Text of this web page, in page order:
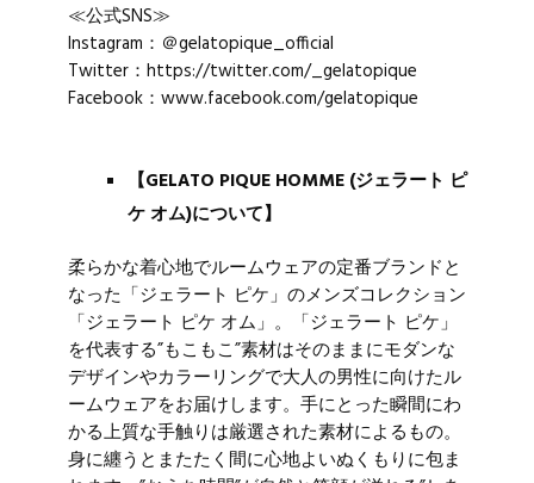
≪公式SNS≫
Instagram：＠gelatopique_official
Twitter： https://twitter.com/_gelatopique
Facebook：www.facebook.com/gelatopique
【GELATO PIQUE HOMME (ジェラート ピ
ケ オム)について】
柔らかな着心地でルームウェアの定番ブランドと
なった「ジェラート ピケ」のメンズコレクション
「ジェラート ピケ オム」。「ジェラート ピケ」
を代表する”もこもこ”素材はそのままにモダンな
デザインやカラーリングで大人の男性に向けたル
ームウェアをお届けします。手にとった瞬間にわ
かる上質な手触りは厳選された素材によるもの。
身に纏うとまたたく間に心地よいぬくもりに包ま